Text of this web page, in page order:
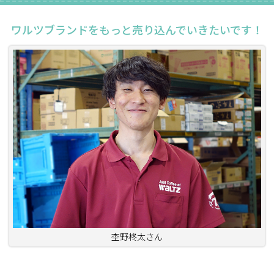
ワルツブランドをもっと売り込んでいきたいです！
杢野柊太さん